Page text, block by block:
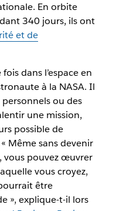
En orbite
340 jours, ils ont
et de
dans l’espace en
à la NASA. Il
ou des
une mission,
possible de
Même sans devenir
vous pouvez œuvrer
vous croyez,
être
», explique-t-il lors